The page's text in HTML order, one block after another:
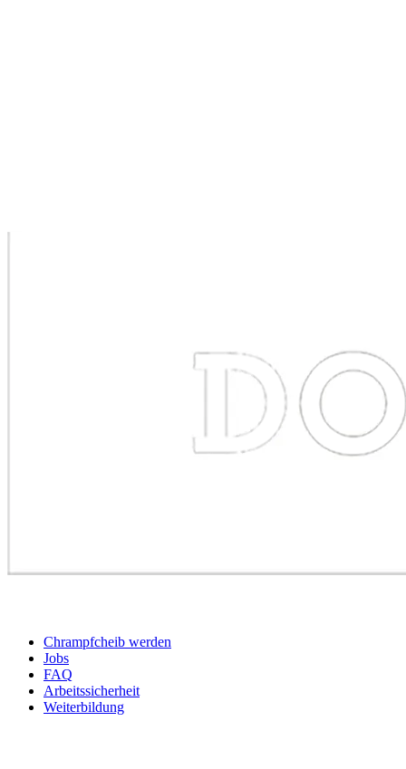
Chrampfcheib werden
Jobs
FAQ
Arbeitssicherheit
Weiterbildung